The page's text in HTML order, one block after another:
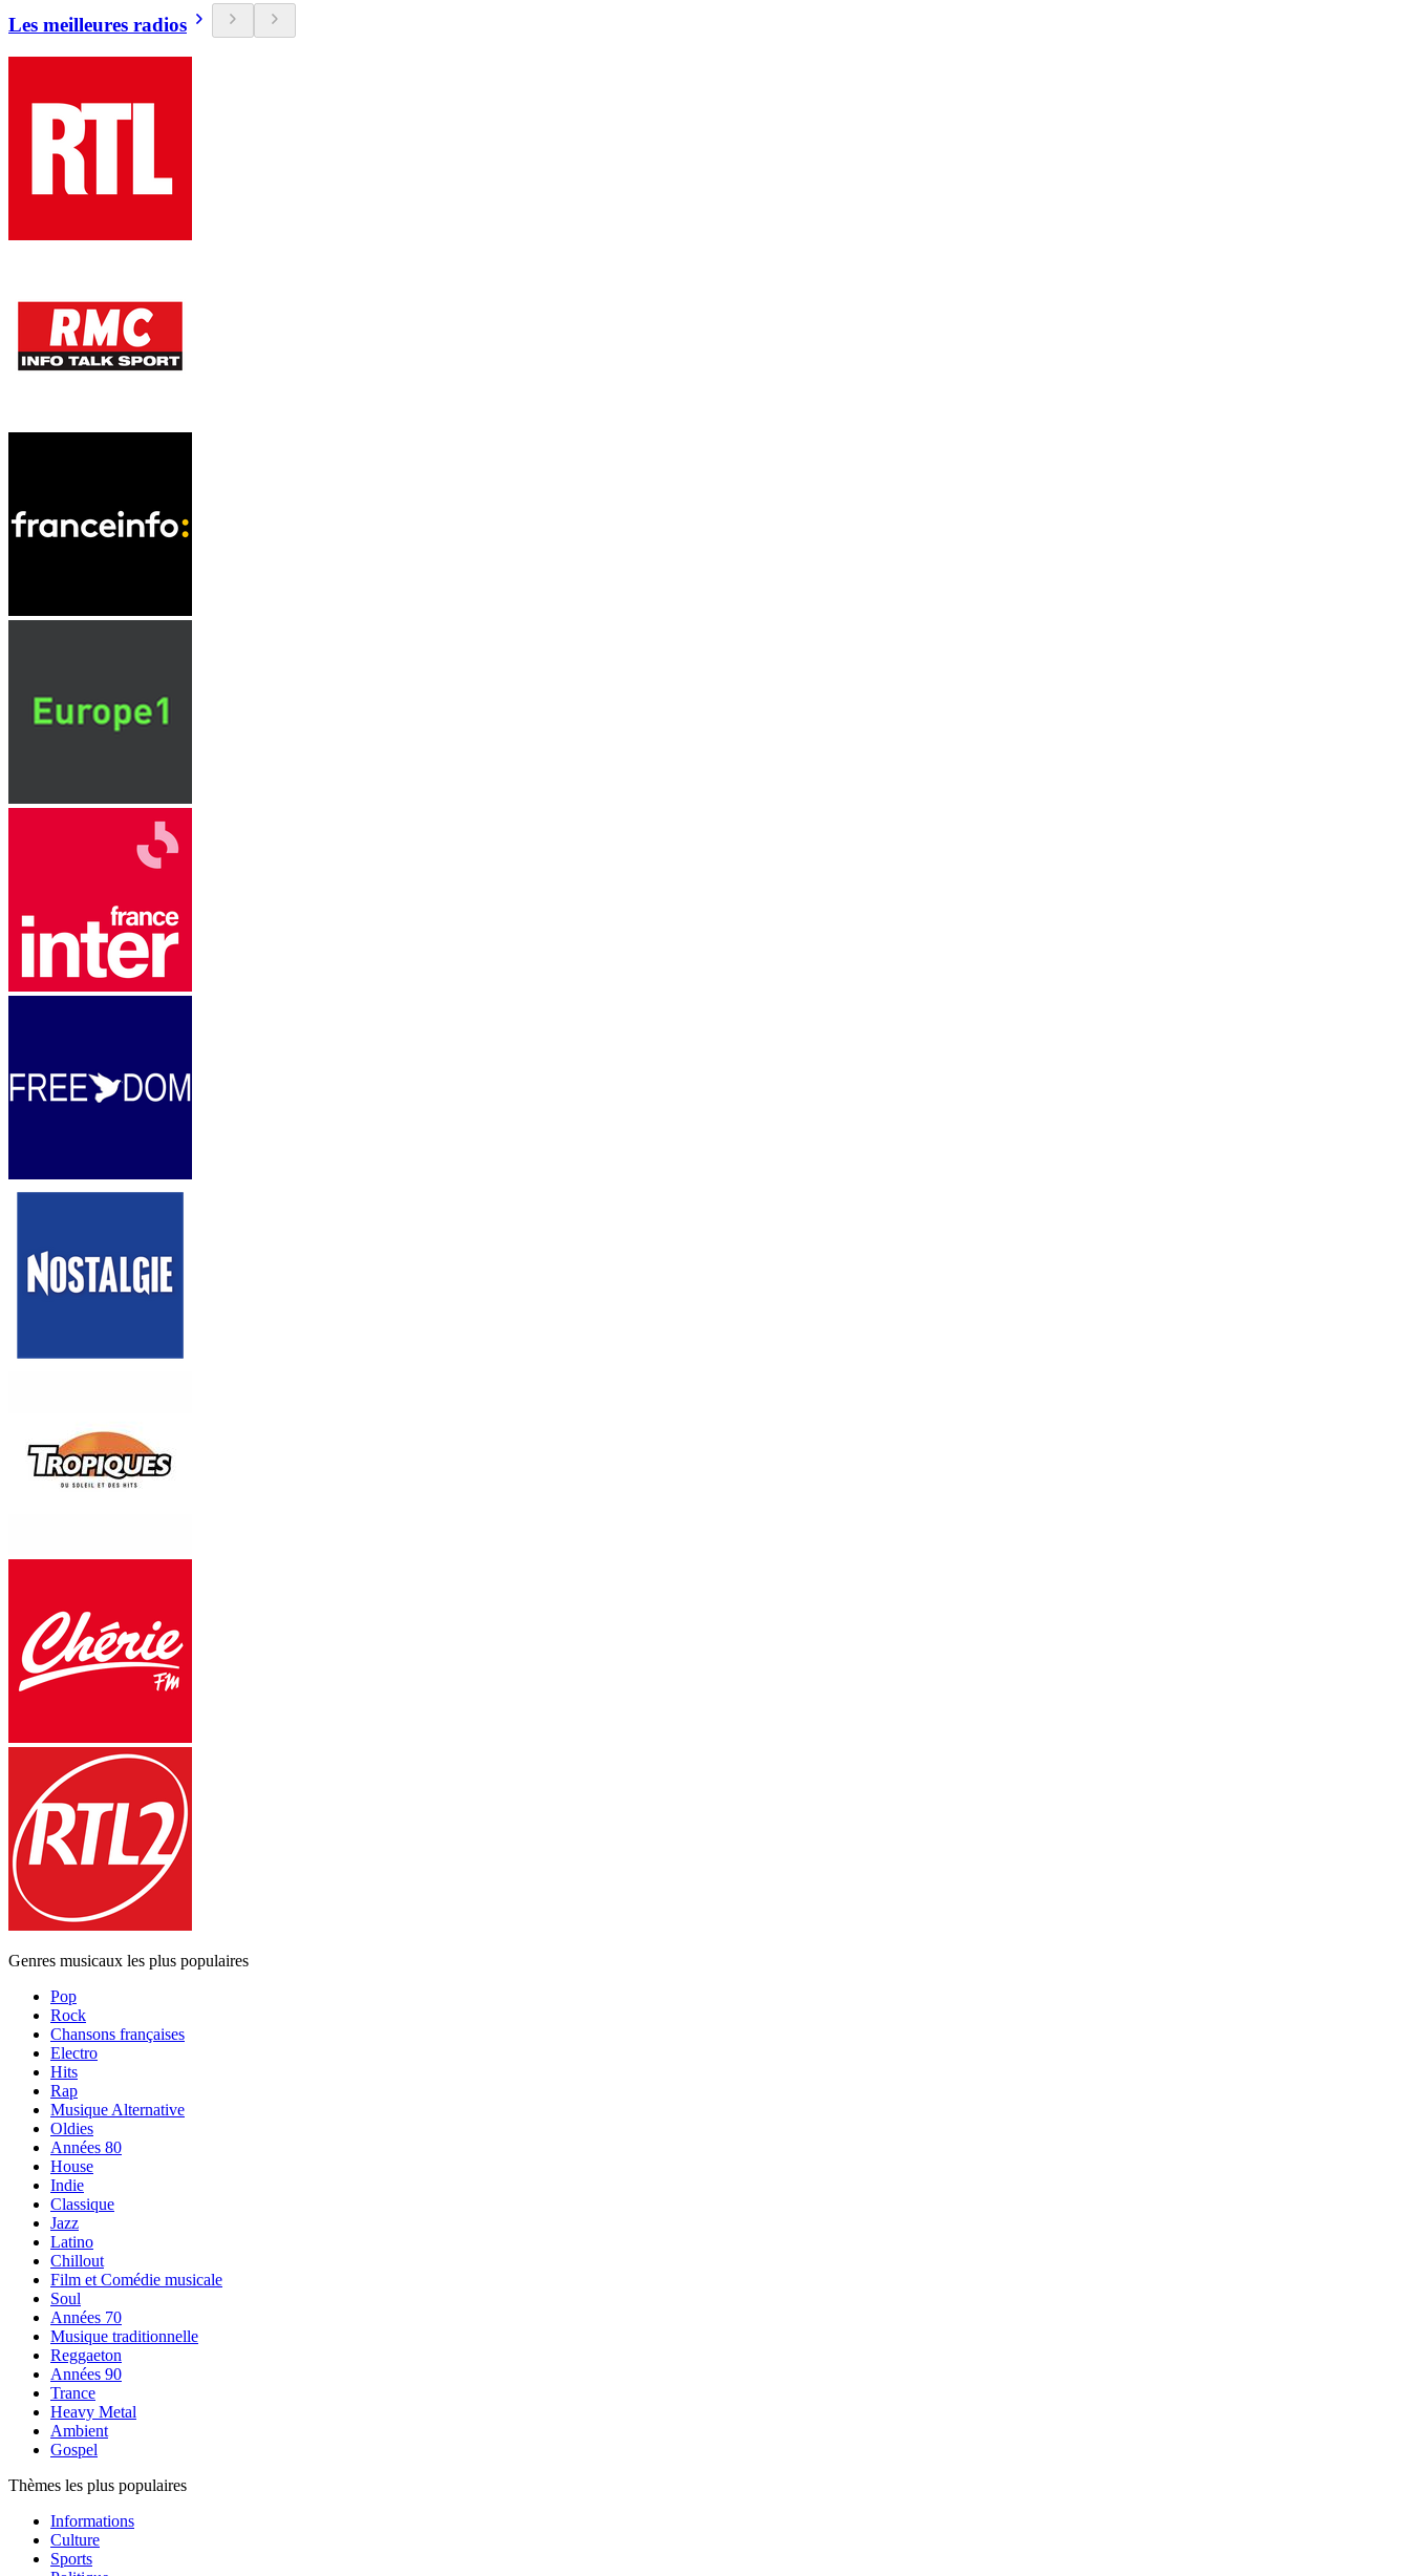
Les meilleures radios
Genres musicaux les plus populaires
Pop
Rock
Chansons françaises
Electro
Hits
Rap
Musique Alternative
Oldies
Années 80
House
Indie
Classique
Jazz
Latino
Chillout
Film et Comédie musicale
Soul
Années 70
Musique traditionnelle
Reggaeton
Années 90
Trance
Heavy Metal
Ambient
Gospel
Thèmes les plus populaires
Informations
Culture
Sports